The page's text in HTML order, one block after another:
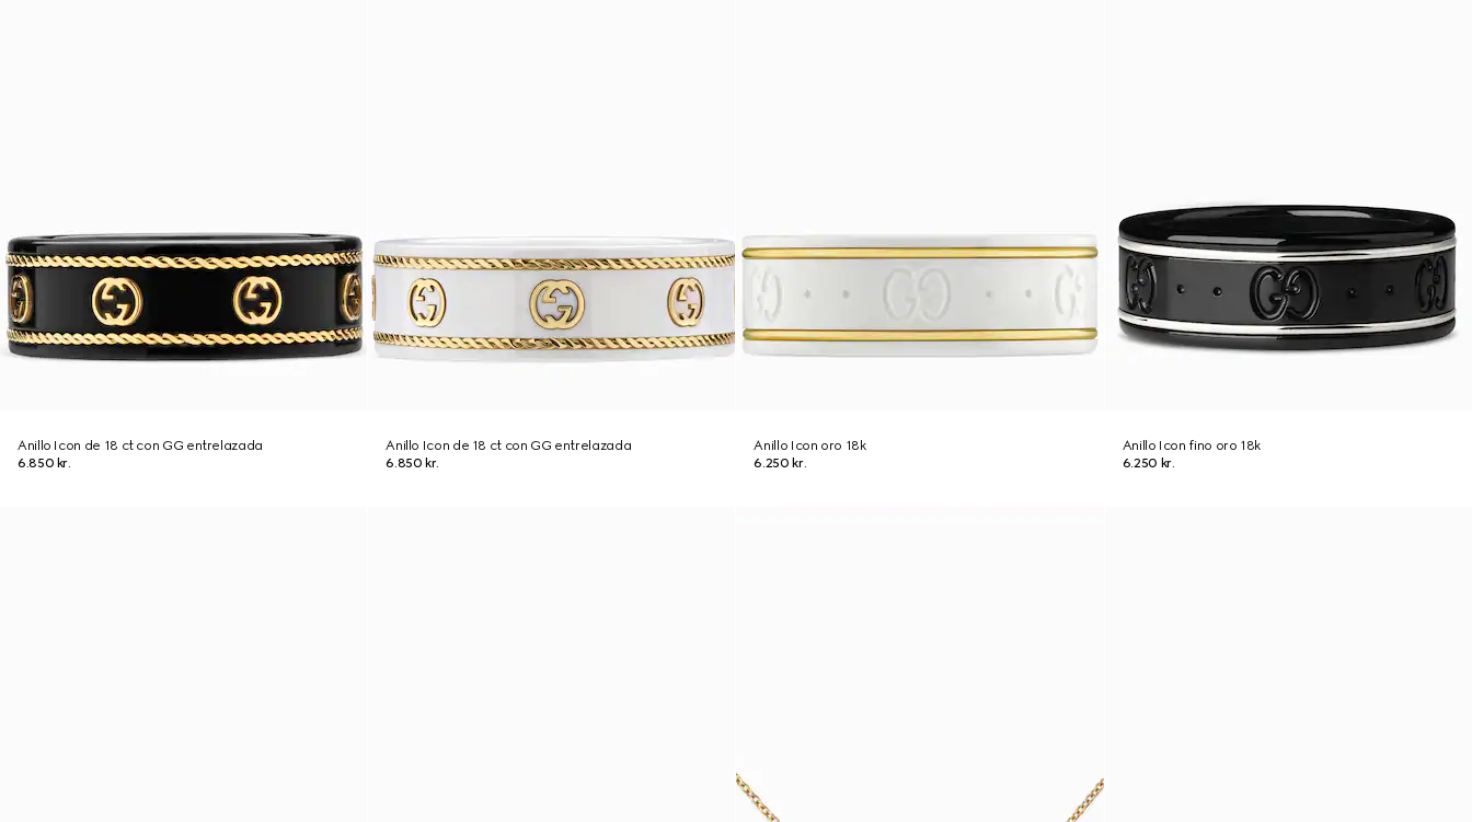
Anillo Icon de 18 ct con GG entrelazada
6.850 kr.
Anillo Icon de 18 ct con GG entrelazada
6.850 kr.
Anillo Icon oro 18k
6.250 kr.
Anillo Icon fino oro 18k
6.250 kr.